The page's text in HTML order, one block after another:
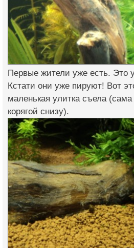
Первые жители уже есть. Это
Кстати они уже пируют! Вот
маленькая улитка съела
корягой снизу).